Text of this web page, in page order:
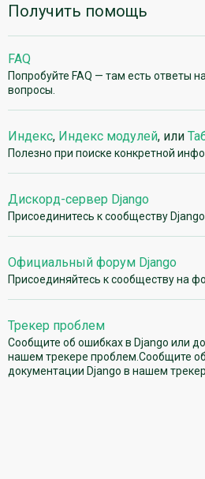
Получить помощь
FAQ
Попробуйте FAQ — там есть ответы
вопросы.
Индекс, Индекс модулей, или
Полезно при поиске конкретной
Дискорд-сервер Django
Присоединитесь к сообществу
Официальный форум Django
Присоединяйтесь к сообществу на
Трекер проблем
Сообщите об ошибках в Django или
нашем трекере проблем.Сообщите
документации Django в нашем